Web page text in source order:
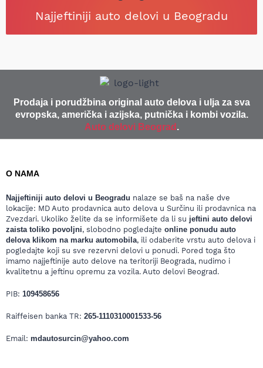
Najjeftiniji auto delovi u Beogradu
Prodaja i porudžbina original auto delova i ulja za sva
evropska, američka i azijska, putnička i kombi vozila.
Auto delovi Beograd .
O NAMA
Najjeftiniji auto delovi u Beogradu nalaze se baš na naše dve
lokacije: MD Auto prodavnica auto delova u Surčinu ili prodavnica na
Zvezdari. Ukoliko želite da se informišete da li su jeftini auto delovi
zaista toliko povoljni, slobodno pogledajte online ponudu auto
delova klikom na marku automobila, ili odaberite vrstu auto delova i
pogledajte koji su sve rezervni delovi u ponudi. Pored toga što
imamo najjeftinije auto delove na teritoriji Beograda, nudimo i
kvalitetnu a jeftinu opremu za vozila. Auto delovi Beograd.
PIB: 109458656
Raiffeisen banka TR: 265-1110310001533-56
Email: mdautosurcin@yahoo.com